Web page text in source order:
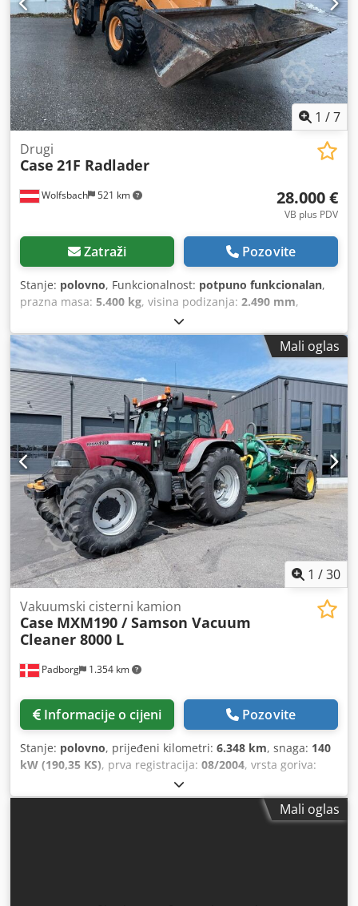
1 /7
Wolfsbach 521 km
Drugi
Case 21F Radlader
28.000 €
VB plus PDV
Zatraži Pozovite
Stanje: polovno, Funkcionalnost: potpuno funkcionalan,
prazna masa: 5.400 kg, visina podizanja: 2.490 mm,
, radni sati:
5.550 mm, građevinska visina:2.500 mm, vrsta pogona:
Diesel Motor, širina gradnje: Mali oglas
1 /30
Padborg 1.354 km
Vakuumski cisterni kamion
Case MXM190 / Samson Vacuum
Cleaner 8000 L
Informacije o cijeni Pozovite
Stanje: polovno, prijeđeni kilometri: 6.348 km, snaga: 140
kW (190,35 KS), prva registracija: 08/2004, vrsta goriva:
2004,
Mali oglas